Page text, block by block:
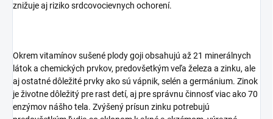
znižuje aj riziko srdcovocievnych ochorení.
Okrem vitamínov sušené plody goji obsahujú až 21 minerálnych
látok a chemických prvkov, predovšetkým veľa železa a zinku, ale
aj ostatné dôležité prvky ako sú vápnik, selén a germánium. Zinok
je životne dôležitý pre rast detí, aj pre správnu činnosť viac ako 70
enzýmov nášho tela. Zvýšený prísun zinku potrebujú